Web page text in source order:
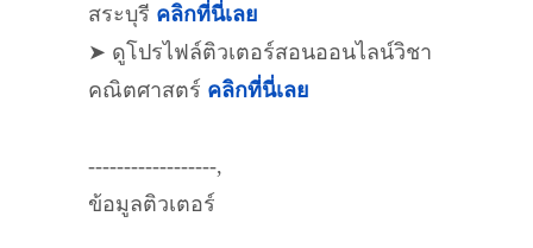
สระบุรี คลิกที่นี่เลย
➤ ดูโปรไฟล์ติวเตอร์สอนออนไลน์วิชา
คณิตศาสตร์ คลิกที่นี่เลย
------------------,
ข้อมูลติวเตอร์